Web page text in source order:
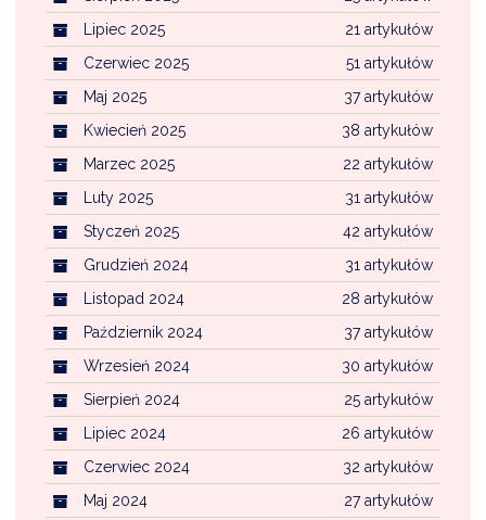
21 artykułów
Lipiec 2025
51 artykułów
Czerwiec 2025
37 artykułów
Maj 2025
38 artykułów
Kwiecień 2025
22 artykułów
Marzec 2025
31 artykułów
Luty 2025
42 artykułów
Styczeń 2025
31 artykułów
Grudzień 2024
28 artykułów
Listopad 2024
37 artykułów
Październik 2024
30 artykułów
Wrzesień 2024
25 artykułów
Sierpień 2024
26 artykułów
Lipiec 2024
32 artykułów
Czerwiec 2024
27 artykułów
Maj 2024